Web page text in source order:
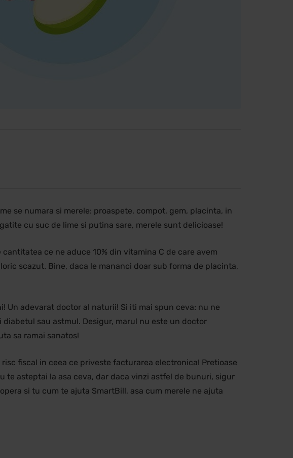
se numara si merele: proaspete, compot, gem, placinta, in
cu suc de lime si putina sare, merele sunt delicioase!
ce ne aduce 10% din vitamina C de care avem
scazut. Bine, daca le mananci doar sub forma de placinta,
Un adevarat doctor al naturii! Si iti mai spun ceva: nu ne
sau astmul. Desigur, marul nu este un doctor
sa ramai sanatos!
fiscal in ceea ce priveste facturarea electronica! Pretioase
asteptai la asa ceva, dar daca vinzi astfel de bunuri, sigur
si tu cum te ajuta SmartBill, asa cum merele ne ajuta